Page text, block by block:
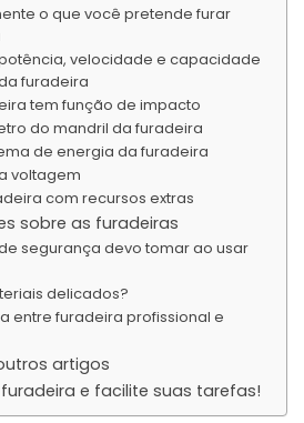
o que você pretende furar
velocidade e capacidade
furadeira
tem função de impacto
do mandril da furadeira
de energia da furadeira
voltagem
com recursos extras
sobre as furadeiras
segurança devo tomar ao usar
delicados?
entre furadeira profissional e
artigos
e facilite suas tarefas!